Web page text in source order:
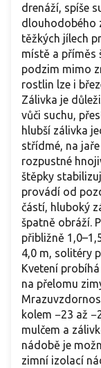
drenáží, spíše
dlouhodobého
těžkých jílech
místě a příměs
podzim mimo
rostlin lze i
Zálivka je
vůči suchu,
hlubší zálivka
střídmé, na
rozpustné
štěpky
provádí od
částí, hluboký
špatně obráží.
přibližně
4,0 m, solitéry
Kvetení
na přelomu
kolem −23 až
mulčem a
nádobě je
zimní izolací